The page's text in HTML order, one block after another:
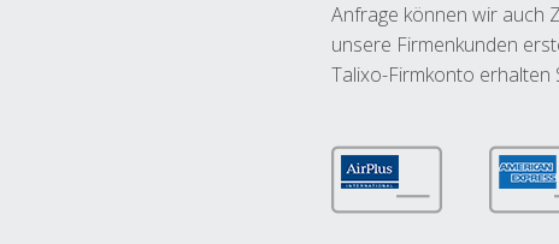
Anfrage können wir auch
unsere Firmenkunden
Talixo-Firmkonto erhalten